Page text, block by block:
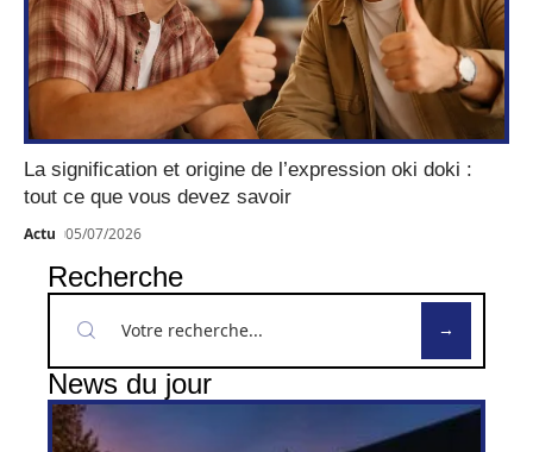
La signification et origine de l’expression oki doki :
tout ce que vous devez savoir
Actu 05/07/2026
Recherche
News du jour